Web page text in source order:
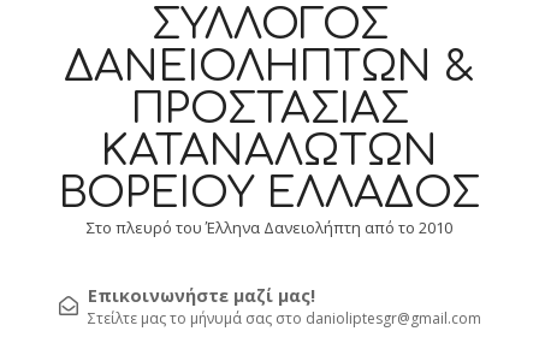
ΣΎΛΛΟΓΟΣ
ΔΑΝΕΙΟΛΗΠΤΏΝ &
ΠΡΟΣΤΑΣΊΑΣ
ΚΑΤΑΝΑΛΩΤΏΝ
ΒΟΡΕΊΟΥ ΕΛΛΆΔΟΣ
Στο πλευρό του Έλληνα Δανειολήπτη από το 2010
Επικοινωνήστε μαζί μας!
Στείλτε μας το μήνυμά σας στο danioliptesgr@gmail.com